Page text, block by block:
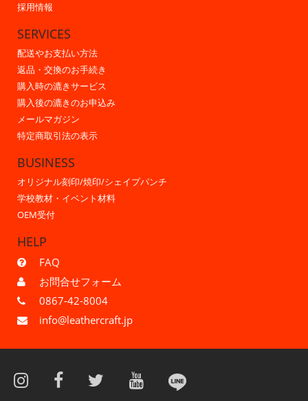
採用情報
SERVICES
配送やお支払い方法
返品・交換のお手続き
購入時の漉きサービス
購入後の漉きのお申込み
メールマガジン
特定商取引法の表示
BUSINESS
オリジナル刻印/焼印/シェイプパンチ
学校教材・イベント材料
OEM受付
HELP
FAQ
お問合せフォーム
0867-42-8004
info@leathercraft.jp